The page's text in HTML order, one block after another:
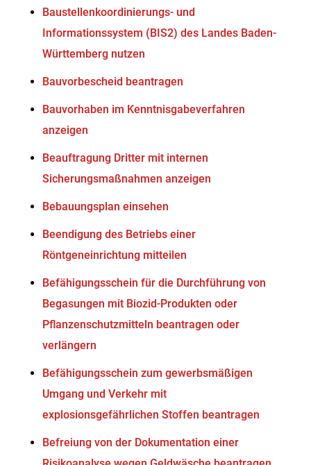
Baustellenkoordinierungs- und
Informationssystem (BIS2) des Landes Baden-
Württemberg nutzen
Bauvorbescheid beantragen
Bauvorhaben im Kenntnisgabeverfahren
anzeigen
Beauftragung Dritter mit internen
Sicherungsmaßnahmen anzeigen
Bebauungsplan einsehen
Beendigung des Betriebs einer
Röntgeneinrichtung mitteilen
Befähigungsschein für die Durchführung von
Begasungen mit Biozid-Produkten oder
Pflanzenschutzmitteln beantragen oder
verlängern
Befähigungsschein zum gewerbsmäßigen
Umgang und Verkehr mit
explosionsgefährlichen Stoffen beantragen
Befreiung von der Dokumentation einer